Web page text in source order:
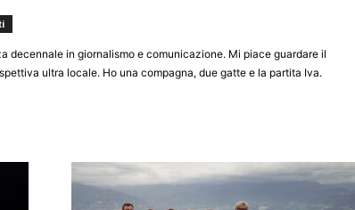
decennale in giornalismo e comunicazione. Mi piace guardare il
ultra locale. Ho una compagna, due gatte e la partita Iva.